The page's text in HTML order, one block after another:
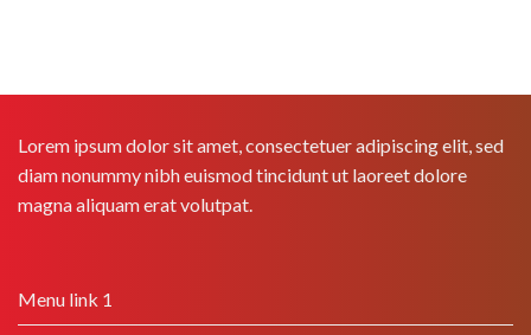
Lorem ipsum dolor sit amet, consectetuer adipiscing elit, sed
diam nonummy nibh euismod tincidunt ut laoreet dolore
magna aliquam erat volutpat.
Menu link 1